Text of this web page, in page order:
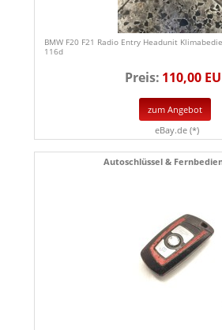
BMW F20 F21 Radio Entry Headunit
116d
Preis: 110,00
zum Angebot
eBay.de (*)
Autoschlüssel &